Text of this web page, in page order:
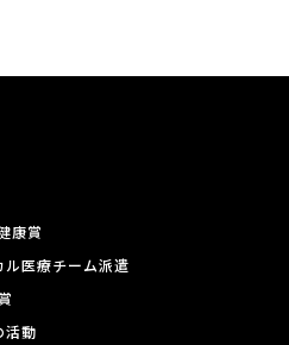
康賞
ル医療チーム派遣
活動